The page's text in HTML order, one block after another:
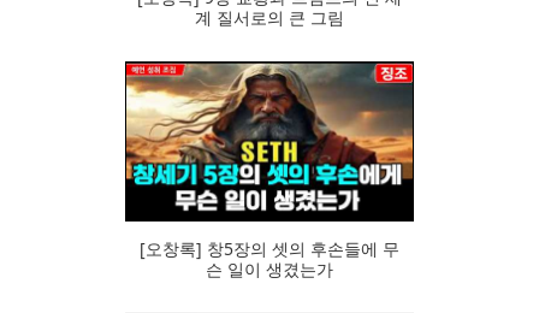
계 질서로의 큰 그림
95
[오창록] 창5장의 셋의 후손들에 무
슨 일이 생겼는가